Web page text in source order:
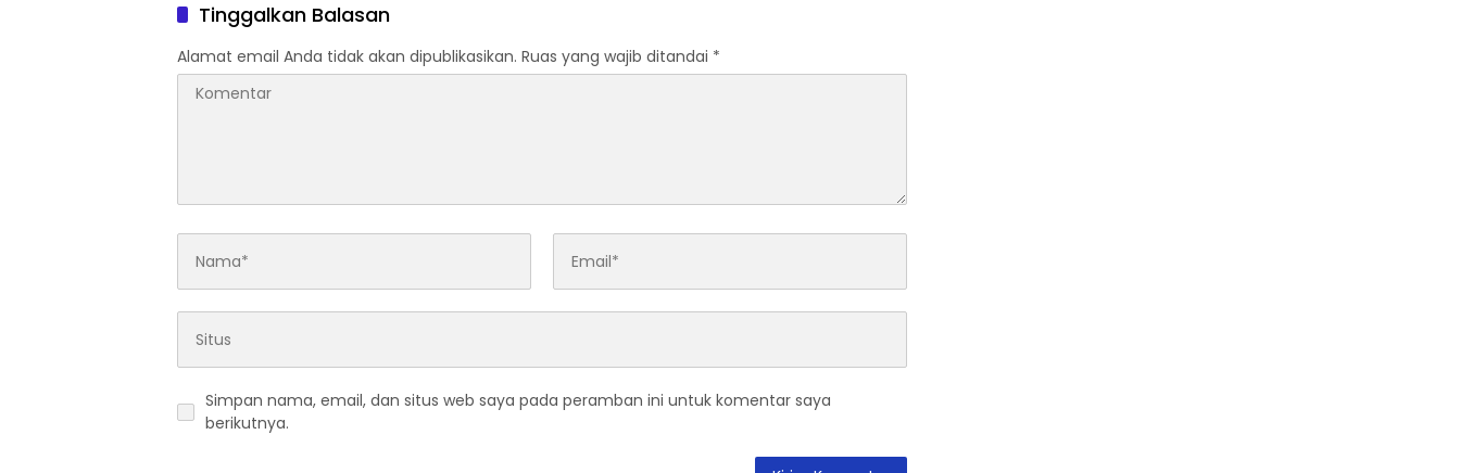
Tinggalkan Balasan
Alamat email Anda tidak akan dipublikasikan. Ruas yang wajib ditandai *
Simpan nama, email, dan situs web saya pada peramban ini untuk komentar saya
berikutnya.